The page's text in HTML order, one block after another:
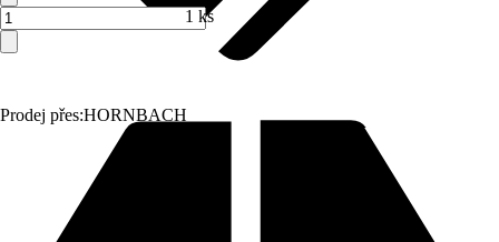
Prodej přes:HORNBACH
1 ks